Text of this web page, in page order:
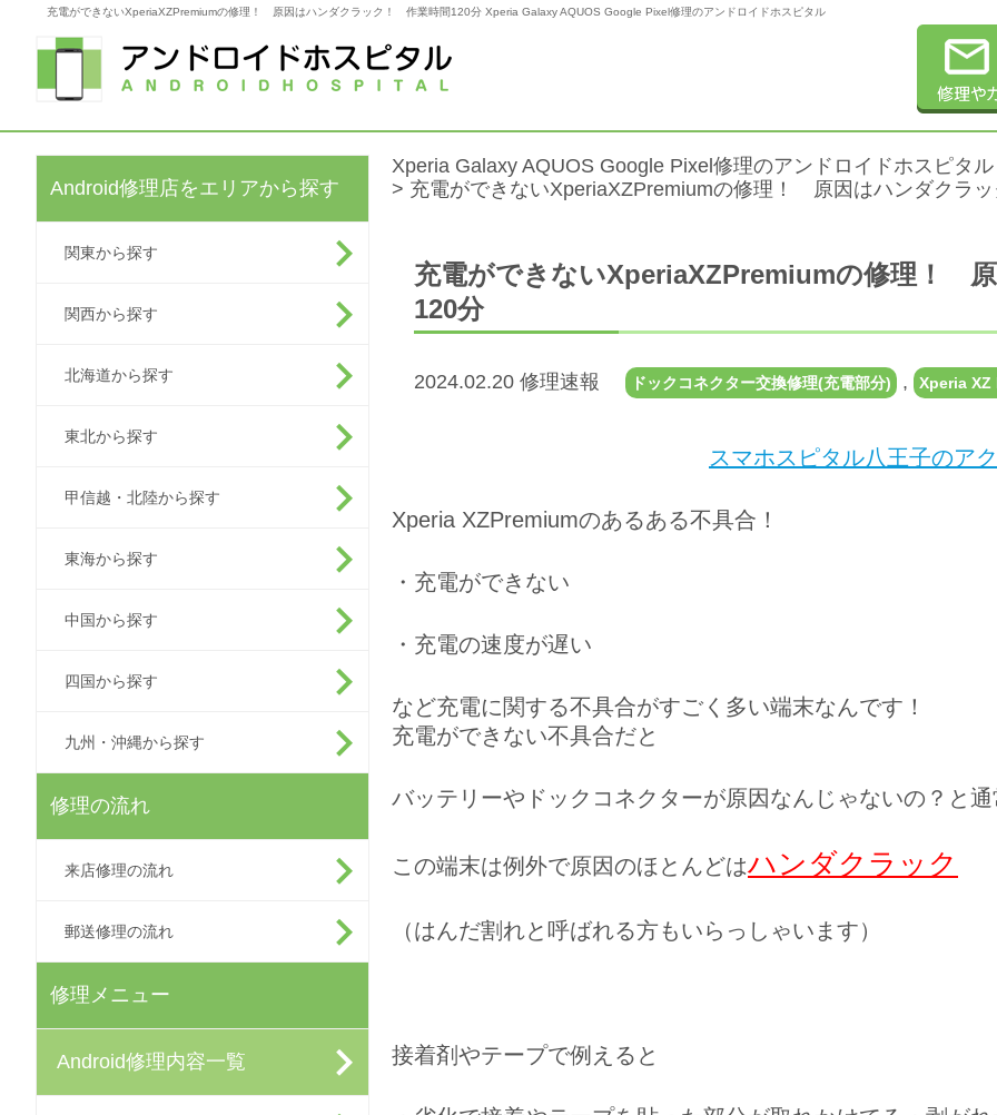
充電ができないXperiaXZPremiumの修理！ 原因はハンダクラック！ 作業時間120分 Xperia Galaxy AQUOS Google Pixel修理のアンドロイドホスピタル
Android修理店をエリアから探す
関東から探す
関西から探す
北海道から探す
東北から探す
甲信越・北陸から探す
東海から探す
中国から探す
四国から探す
九州・沖縄から探す
修理の流れ
来店修理の流れ
郵送修理の流れ
修理メニュー
Android修理内容一覧
Xperia Galaxy AQUOS Google Pixel修理のアンドロイドホスピタル
> 充電ができないXperiaXZPremiumの修理！ 原因はハンダクラ
充電ができないXperiaXZPremiumの修理！
120分
2024.02.20 修理速報 ドックコネクター交換修理(充電部分) , Xperia XZ
スマホスピタル八王子のア
Xperia XZPremiumのあるある不具合！
・充電ができない
・充電の速度が遅い
など充電に関する不具合がすごく多い端末なんです！
充電ができない不具合だと
バッテリーやドックコネクターが原因なんじゃないの？と通
この端末は例外で原因のほとんどはハンダクラック
（はんだ割れと呼ばれる方もいらっしゃいます）
接着剤やテープで例えると